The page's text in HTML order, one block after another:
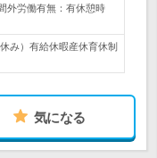
外労働有無：有休憩時
み）有給休暇産休育休制
気になる